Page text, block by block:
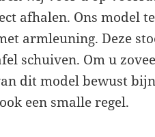
afhalen. Ons model
armleuning. Deze
schuiven. Om u
dit model bewust
een smalle regel.